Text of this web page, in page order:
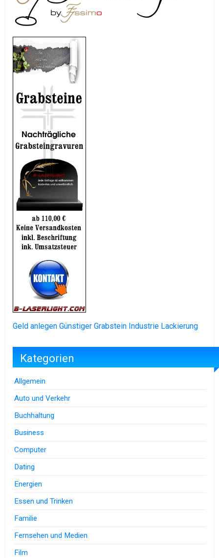
Geld anlegen Günstiger Grabstein Industrie Lackierung
Kategorien
Allgemein
Auto und Verkehr
Buchhaltung
Business
Computer
Dating
Energien
Essen und Trinken
Familie
Fernsehen und Medien
Film